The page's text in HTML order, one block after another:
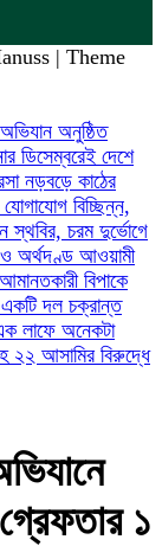
| Theme
অনুষ্ঠিত
ডিসেম্বরেই দেশে
নড়বড়ে কাঠের
বিচ্ছিন্ন,
স্থবির, চরম দুর্ভোগে
ও অর্থদণ্ড আওয়ামী
বিপাকে
একটি দল চক্রান্ত
লাফে অনেকটা
২২ আসামির বিরুদ্ধে
১